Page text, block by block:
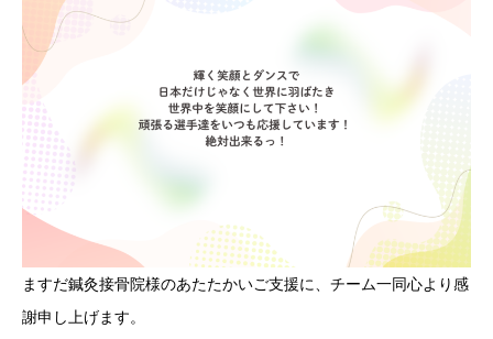
ますだ鍼灸接骨院様のあたたかいご支援に、チーム一同心より感
謝申し上げます。